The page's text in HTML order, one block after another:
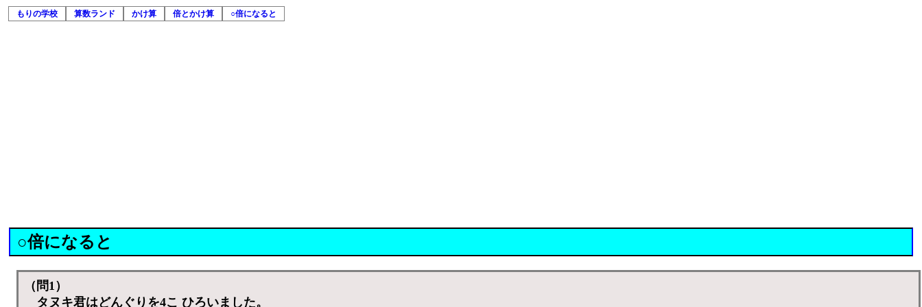
もりの学校 算数ランド かけ算 倍とかけ算 ○倍になると
○倍になると
（問1）
タヌキ君はどんぐりを4こ ひろいました。